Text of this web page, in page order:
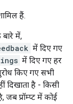
हैं.
में,
में दिए गए
में दिए गए हर
किए गए सभी
दिखाता है - किसी
जब प्रॉम्प्ट में कोई